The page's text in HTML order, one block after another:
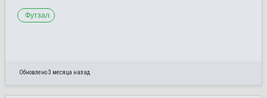
Футзал
Обновлено 3 месяца назад